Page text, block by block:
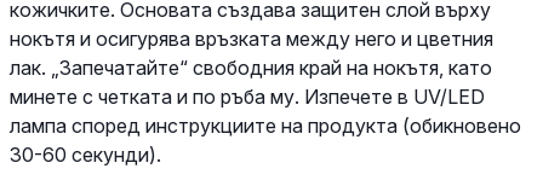
кожичките. Основата създава защитен слой върху
нокътя и осигурява връзката между него и цветния
лак. „Запечатайте“ свободния край на нокътя, като
минете с четката и по ръба му. Изпечете в UV/LED
лампа според инструкциите на продукта (обикновено
30-60 секунди).